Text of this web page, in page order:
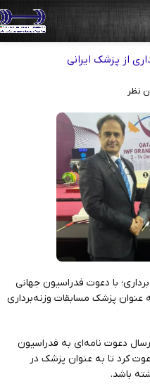
از پزشک ایرانی
نظر
با دعوت فدراسیون جهانی
عنوان پزشک مسابقات وزنه‌برداری
دعوت نامه‌ای به فدراسیون
کرد تا به عنوان پزشک در
باشد.